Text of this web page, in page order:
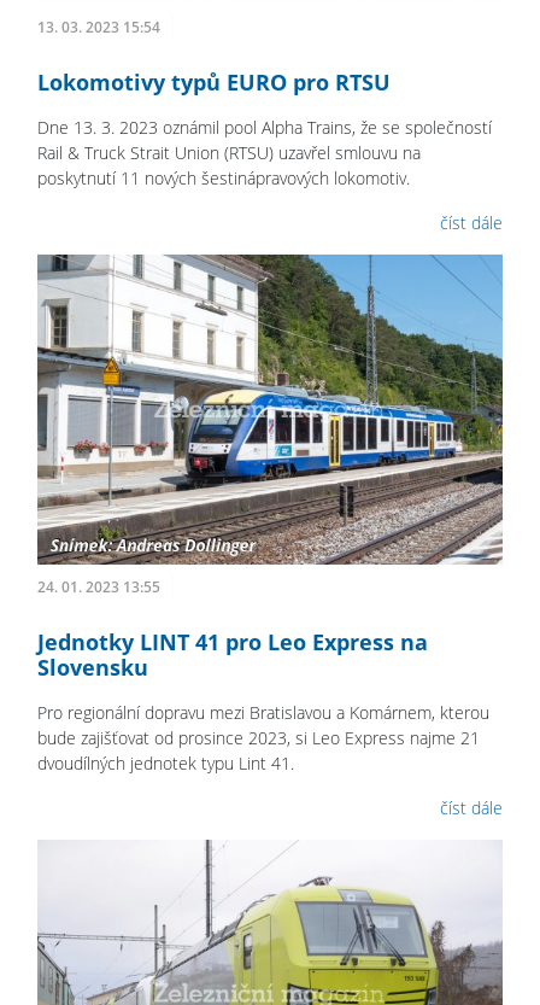
13. 03. 2023 15:54
Lokomotivy typů EURO pro RTSU
Dne 13. 3. 2023 oznámil pool Alpha Trains, že se společností
Rail & Truck Strait Union (RTSU) uzavřel smlouvu na
poskytnutí 11 nových šestinápravových lokomotiv.
číst dále
24. 01. 2023 13:55
Jednotky LINT 41 pro Leo Express na
Slovensku
Pro regionální dopravu mezi Bratislavou a Komárnem, kterou
bude zajišťovat od prosince 2023, si Leo Express najme 21
dvoudílných jednotek typu Lint 41.
číst dále